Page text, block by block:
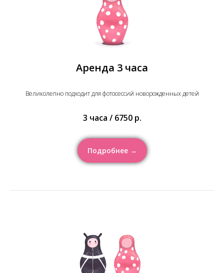
Аренда 3 часа
Великолепно подходит для фотосессий новорожденных детей
3 часа / 6750 р.
Подробнее →